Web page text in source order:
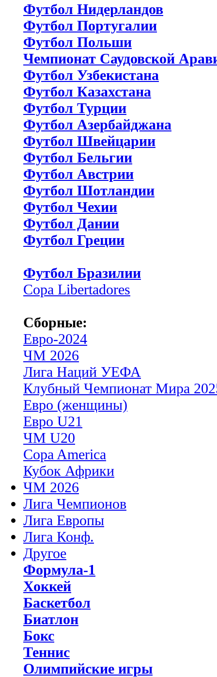
Футбол Нидерландов
Футбол Португалии
Футбол Польши
Чемпионат Саудовской
Футбол Узбекистана
Футбол Казахстана
Футбол Турции
Футбол Азербайджана
Футбол Швейцарии
Футбол Бельгии
Футбол Австрии
Футбол Шотландии
Футбол Чехии
Футбол Дании
Футбол Греции
Футбол Бразилии
Copa Libertadores
Сборные:
Евро-2024
ЧМ 2026
Лига Наций УЕФА
Клубный Чемпионат Мира
Евро (женщины)
Евро U21
ЧМ U20
Copa America
Кубок Африки
ЧМ 2026
Лига Чемпионов
Лига Европы
Лига Конф.
Другое
Формула-1
Хоккей
Баскетбол
Биатлон
Бокс
Теннис
Олимпийские игры